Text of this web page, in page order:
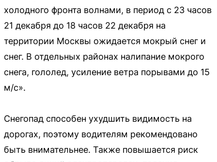
холодного фронта волнами, в период с 23 часов
21 декабря до 18 часов 22 декабря на
территории Москвы ожидается мокрый снег и
снег. В отдельных районах налипание мокрого
снега, гололед, усиление ветра порывами до 15
м/с».
Снегопад способен ухудшить видимость на
дорогах, поэтому водителям рекомендовано
быть внимательнее. Также повышается риск